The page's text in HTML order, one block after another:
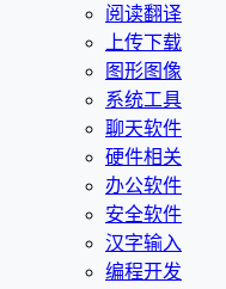
阅读翻译
上传下载
图形图像
系统工具
聊天软件
硬件相关
办公软件
安全软件
汉字输入
编程开发